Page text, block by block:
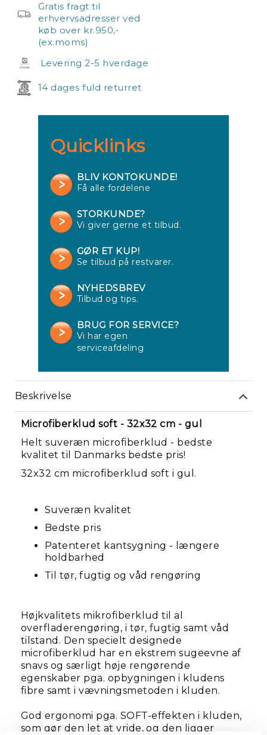
Gratis fragt til
erhvervsadresser ved
køb over kr.950,-
(ex.moms)
Levering 2-5 hverdage
14 dages fuld returret
Quicklinks
BLIV KONTOKUNDE!
Få alle fordelene
STORKUNDE?
Vi giver gerne et tilbud.
GØR ET KUP!
Se tilbud på restvarer.
NYHEDSBREV
Tilbud og tips.
BRUG FOR SERVICE?
Vi har egen
serviceafdeling
Beskrivelse
Microfiberklud soft - 32x32 cm - gul
Helt suveræn microfiberklud - bedste
kvalitet til Danmarks bedste pris!
32x32 cm microfiberklud soft i gul.
Suveræn kvalitet
Bedste pris
Patenteret kantsygning - længere
holdbarhed
Til tør, fugtig og våd rengøring
Højkvalitets mikrofiberklud til al
overfladerengøring, i tør, fugtig samt våd
tilstand. Den specielt designede
microfiberklud har en ekstrem sugeevne af
snavs og særligt høje rengørende
egenskaber pga. opbygningen i kludens
fibre samt i vævningsmetoden i kluden.
God ergonomi pga. SOFT-effekten i kluden,
som gør den let at vride, og den ligger